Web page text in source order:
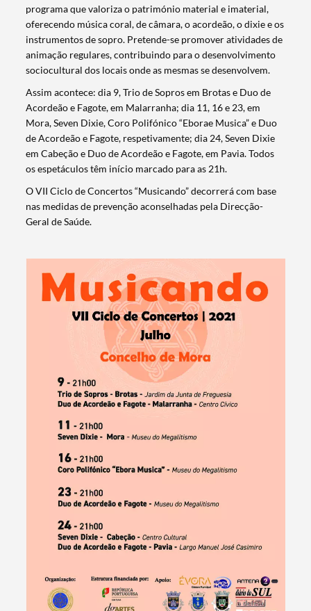
Termo de Pesquisa
Categorias gerais
Filtros
programa que valoriza o património material e imaterial,
oferecendo música coral, de câmara, o acordeão, o dixie e os
instrumentos de sopro. Pretende-se promover atividades de
animação regulares, contribuindo para o desenvolvimento
sociocultural dos locais onde as mesmas se desenvolvem.
Assim acontece: dia 9, Trio de Sopros em Brotas e Duo de
Acordeão e Fagote, em Malarranha; dia 11, 16 e 23, em
Mora, Seven Dixie, Coro Polifónico “Eborae Musica” e Duo
de Acordeão e Fagote, respetivamente; dia 24, Seven Dixie
em Cabeção e Duo de Acordeão e Fagote, em Pavia. Todos
os espetáculos têm início marcado para as 21h.
O VII Ciclo de Concertos “Musicando” decorrerá com base
nas medidas de prevenção aconselhadas pela Direcção-
Geral de Saúde.